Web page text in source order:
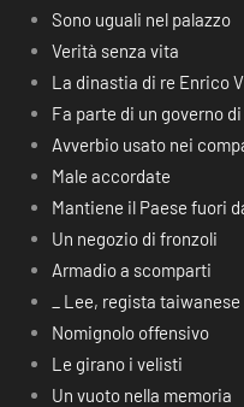
Sono uguali nel palazzo
Verità senza vita
La dinastia di re Enrico
Fa parte di un governo
Avverbio usato nei
Male accordate
Mantiene il Paese fuori
Un negozio di fronzoli
Armadio a scomparti
_ Lee, regista taiwanese
Nomignolo offensivo
Le girano i velisti
Un vuoto nella memoria